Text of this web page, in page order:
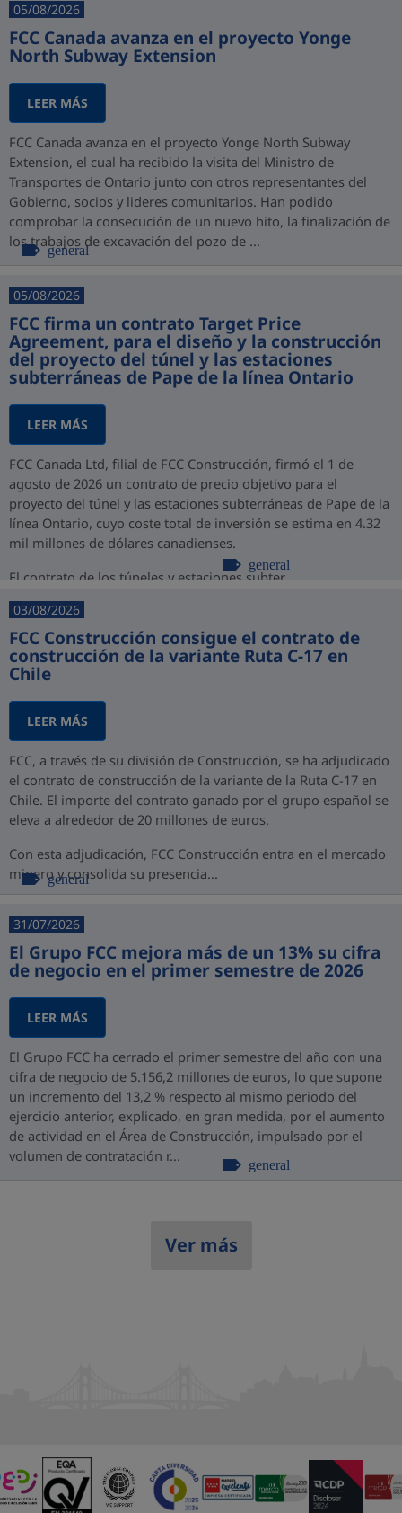
05/08/2026
FCC Canada avanza en el proyecto Yonge
North Subway Extension
LEER MÁS
FCC Canada avanza en el proyecto Yonge North Subway
Extension, el cual ha recibido la visita del Ministro de
Transportes de Ontario junto con otros representantes del
Gobierno, socios y lideres comunitarios. Han podido
comprobar la consecución de un nuevo hito, la finalización de
los trabajos de excavación del pozo de ...
general
05/08/2026
FCC firma un contrato Target Price
Agreement, para el diseño y la construcción
del proyecto del túnel y las estaciones
subterráneas de Pape de la línea Ontario
LEER MÁS
FCC Canada Ltd, filial de FCC Construcción, firmó el 1 de
agosto de 2026 un contrato de precio objetivo para el
proyecto del túnel y las estaciones subterráneas de Pape de la
línea Ontario, cuyo coste total de inversión se estima en 4.32
mil millones de dólares canadienses.
El contrato de los túneles y estaciones subter...
general
03/08/2026
FCC Construcción consigue el contrato de
construcción de la variante Ruta C-17 en
Chile
LEER MÁS
FCC, a través de su división de Construcción, se ha adjudicado
el contrato de construcción de la variante de la Ruta C-17 en
Chile. El importe del contrato ganado por el grupo español se
eleva a alrededor de 20 millones de euros.
Con esta adjudicación, FCC Construcción entra en el mercado
minero y consolida su presencia...
general
31/07/2026
El Grupo FCC mejora más de un 13% su cifra
de negocio en el primer semestre de 2026
LEER MÁS
El Grupo FCC ha cerrado el primer semestre del año con una
cifra de negocio de 5.156,2 millones de euros, lo que supone
un incremento del 13,2 % respecto al mismo periodo del
ejercicio anterior, explicado, en gran medida, por el aumento
de actividad en el Área de Construcción, impulsado por el
volumen de contratación r...
general
Ver más